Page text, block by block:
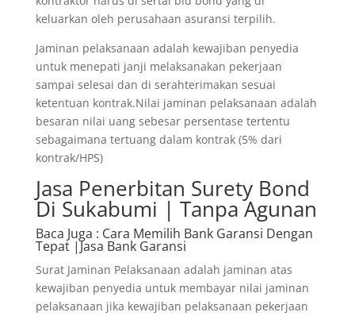
keluarkan oleh perusahaan asuransi terpilih.
Jaminan pelaksanaan adalah kewajiban penyedia
untuk menepati janji melaksanakan pekerjaan
sampai selesai dan di serahterimakan sesuai
ketentuan kontrak.Nilai jaminan pelaksanaan adalah
besaran nilai uang sebesar persentase tertentu
sebagaimana tertuang dalam kontrak (5% dari
kontrak/HPS)
Jasa Penerbitan Surety Bond
Di Sukabumi | Tanpa Agunan
Baca Juga : Cara Memilih Bank Garansi Dengan
Tepat |Jasa Bank Garansi
Surat Jaminan Pelaksanaan adalah jaminan atas
kewajiban penyedia untuk membayar nilai jaminan
pelaksanaan jika kewajiban pelaksanaan pekerjaan